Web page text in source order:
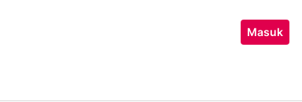
Masuk